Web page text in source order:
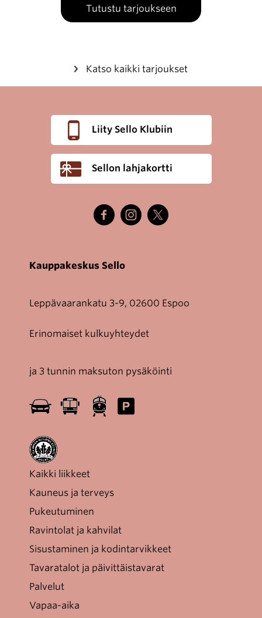
Tutustu tarjoukseen
Katso kaikki tarjoukset
Liity Sello Klubiin
Sellon lahjakortti
Kauppakeskus Sello
Leppävaarankatu 3-9, 02600 Espoo
Erinomaiset kulkuyhteydet
ja 3 tunnin maksuton pysäköinti
Kaikki liikkeet
Kauneus ja terveys
Pukeutuminen
Ravintolat ja kahvilat
Sisustaminen ja kodintarvikkeet
Tavaratalot ja päivittäistavarat
Palvelut
Vapaa-aika